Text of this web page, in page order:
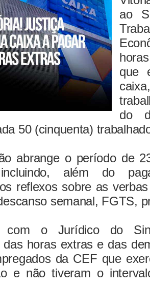
ao
que
do
50 (cinquenta)
abrange o período de
além do
reflexos sobre as
semanal, FGTS,
com o Jurídico do
das horas extras e das
da CEF que
e não tiveram o